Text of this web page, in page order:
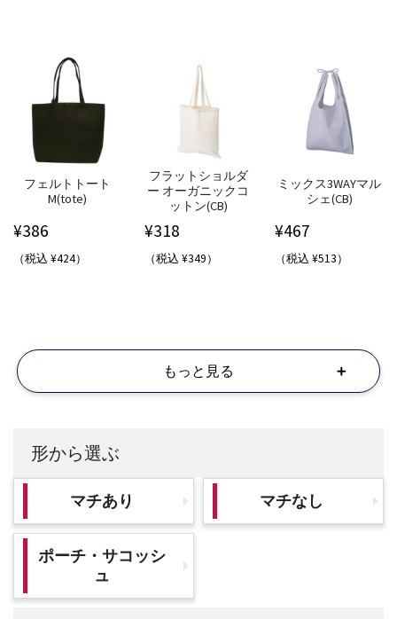
フェルトトート
M(tote)
¥386
（税込 ¥424）
フラットショルダ
ー オーガニックコ
ットン(CB)
¥318
（税込 ¥349）
ミックス3WAYマル
シェ(CB)
¥467
（税込 ¥513）
もっと見る
形から選ぶ
マチあり マチなし
ポーチ・サコッシ
ュ